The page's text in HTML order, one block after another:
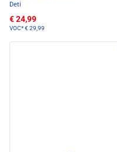
Deti
€ 24,99
VOC*€ 29,99